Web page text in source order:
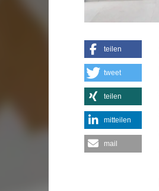
teilen
tweet
teilen
mitteilen
mail